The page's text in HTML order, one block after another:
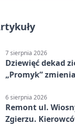
7 sierpnia 2026
Dziewięć dekad
„Promyk”
6 sierpnia 2026
Remont ul.
Zgierzu.